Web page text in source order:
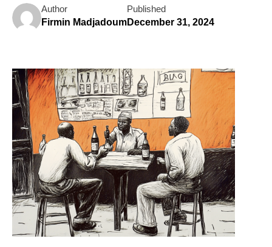
Author
Firmin Madjadoum
Published
December 31, 2024